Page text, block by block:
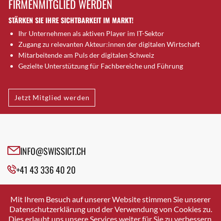
Brütten
Bubendorf
Bubikon
Buchs (SG)
Burgdorf
Bülach
Cazis
Cham
Davos Platz
Davos Platz 1
Dietikon
Dietlikon
FIRMENMITGLIED WERDEN
STÄRKEN SIE IHRE SICHTBARKEIT IM MARKT!
Ihr Unternehmen als aktiven Player im IT-Sektor
Zugang zu relevanten Akteur:innen der digitalen Wirtschaft
Mitarbeitende am Puls der digitalen Schweiz
Gezielte Unterstützung für Fachbereiche und Führung
Jetzt Mitglied werden
INFO@SWISSICT.CH
+41 43 336 40 20
SWISSICT
VULKANSTRASSE 120
8048 ZURICH
Mit Ihrem Besuch auf unserer Website stimmen Sie unserer
Datenschutzerklärung und der Verwendung von Cookies zu.
Dies erlaubt uns unsere Services weiter für Sie zu verbessern.